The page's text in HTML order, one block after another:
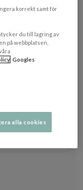
och
Se vår
uppgifter.
korrekt samt för
du till lagring av
på webbplatsen,
Googles
alla cookies